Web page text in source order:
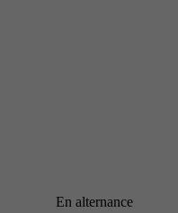
En alternance